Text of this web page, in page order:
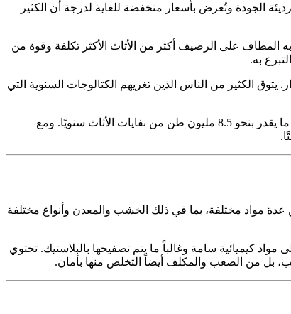
الجودة وتُعرض بأسعار منخفضة للغاية لدرجة أن الكثير
به المطاف على الرصيف أكثر من الأثاث الأكثر تكلفة وقوة من
به.
الكثير من الناس الذين تغريهم الكتالوجات السنوية التي
في الواقع المصدر الرئيسي لنفايات الأثاث، حيث يمثل ما يقدر بنحو 8.5 مليون طن من نفايات الأثاث سنويًا. ومع
عدة مواد مختلفة، بما في ذلك الخشب والمعدن وأنواع مختلفة
كيميائية سامة وغالباً ما يتم تصفيحها بالبلاستيك. تحتوي
بل من الصعب والمكلف أيضاً التخلص منها بأمان.